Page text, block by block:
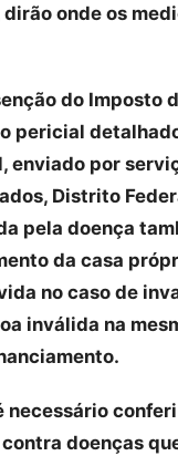
onde os
do Imposto
pericial
enviado por
Distrito
pela doença
da casa
no caso de
inválida na
necessário
doenças